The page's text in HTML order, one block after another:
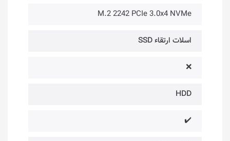
M.2 2242 PCIe 3.0x4 NVMe
اسلات ارتقاء SSD
❌
HDD
✔️